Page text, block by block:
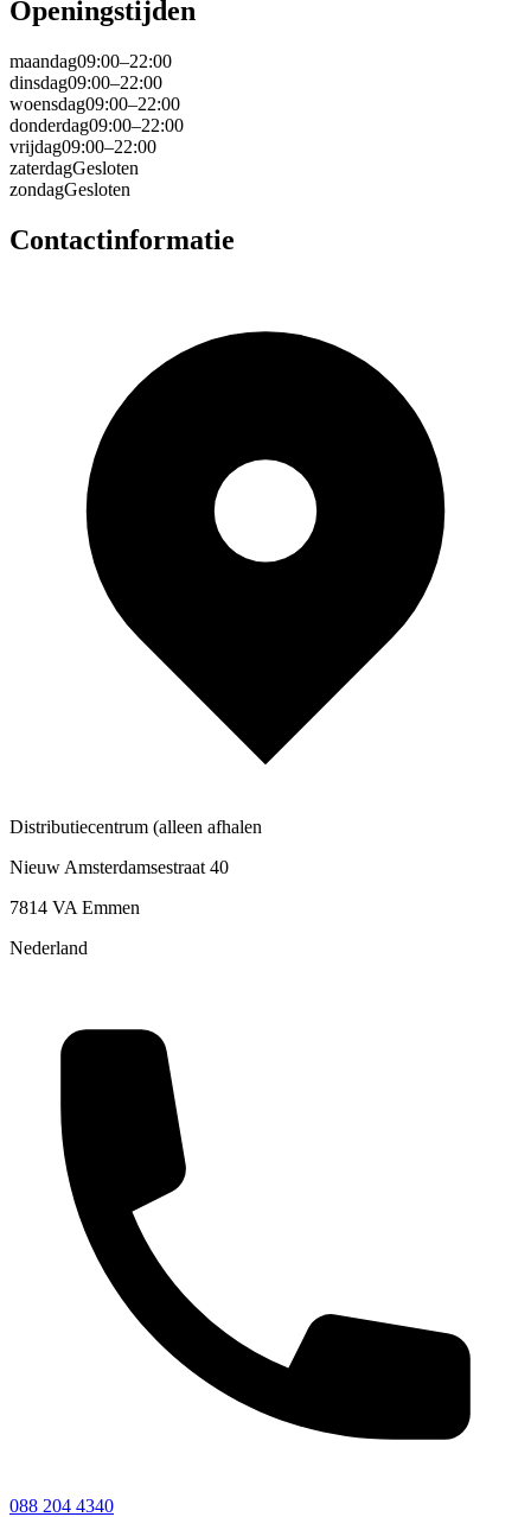
Openingstijden
maandag09:00–22:00
dinsdag09:00–22:00
woensdag09:00–22:00
donderdag09:00–22:00
vrijdag09:00–22:00
zaterdagGesloten
zondagGesloten
Contactinformatie
Distributiecentrum (alleen afhalen
Nieuw Amsterdamsestraat 40
7814 VA Emmen
Nederland
088 204 4340